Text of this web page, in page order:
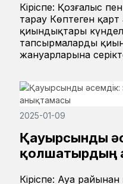
Кіріспе: Қозғалыс
тарау Көптеген
қиындықтары
тапсырмаларды
жануарларына
2025-01-09
Қауырсынды
қолшатырдың
Кіріспе: Ауа